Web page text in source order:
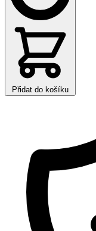
Přidat do košíku